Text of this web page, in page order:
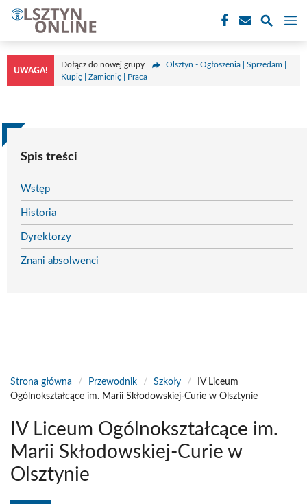
Przejdź
treści
UWAGA!
Dołącz do nowej grupy
Olsztyn - Ogłoszenia | Sprzedam |
Kupię | Zamienię | Praca
Spis treści
Wstęp
Historia
Dyrektorzy
Znani absolwenci
Strona główna / Przewodnik / Szkoły /
IV Liceum
Ogólnokształcące im. Marii Skłodowskiej-Curie w Olsztynie
IV Liceum Ogólnokształcące im.
Marii Skłodowskiej-Curie w
Olsztynie